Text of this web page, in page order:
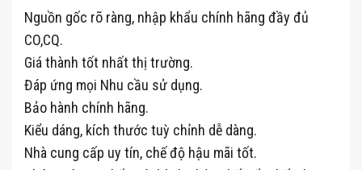
Nguồn gốc rõ ràng, nhập khẩu chính hãng đầy đủ
CO,CQ.
Giá thành tốt nhất thị trường.
Đáp ứng mọi Nhu cầu sử dụng.
Bảo hành chính hãng.
Kiểu dáng, kích thước tuỳ chỉnh dễ dàng.
Nhà cung cấp uy tín, chế độ hậu mãi tốt.